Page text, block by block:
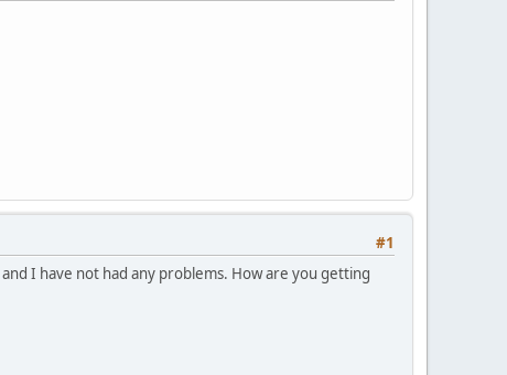
#1
I have not had any problems. How are you getting